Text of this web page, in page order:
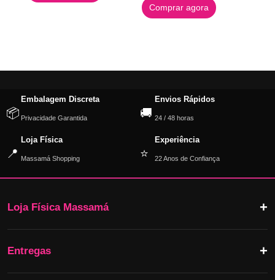
Comprar agora
📦
Embalagem Discreta
Privacidade Garantida 🚚
Envios Rápidos
24 / 48 horas
📍
Loja Física
Massamá Shopping ⭐
Experiência
22 Anos de Confiança
Loja Física Massamá
Entregas